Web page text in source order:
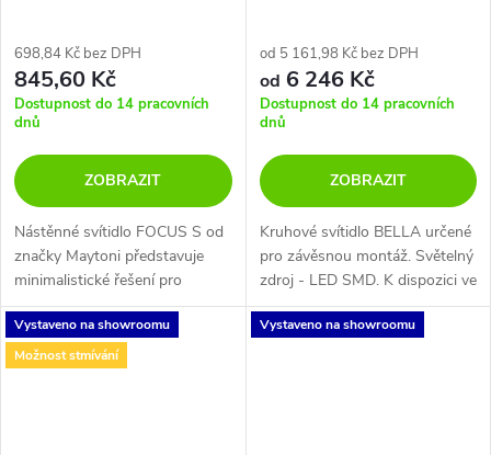
698,84 Kč bez DPH
845,60 Kč
Dostupnost do 14 pracovních
dnů
ZOBRAZIT
Nástěnné svítidlo FOCUS S od
značky Maytoni představuje
minimalistické řešení pro
bodové osvětlení interiéru
vyrobené z hliníku.
od 5 161,98 Kč bez DPH
od 6 246 Kč
Dostupnost do 14 pracovních
dnů
ZOBRAZIT
Kruhové svítidlo BELLA určené
pro závěsnou montáž. Světelný
zdroj - LED SMD. K dispozici ve
2 různých velikostech v černé a
bílé barvě. Svítidlo je vyrobeno
Vystaveno na showroomu
Možnost stmívání
Vystaveno na showroomu